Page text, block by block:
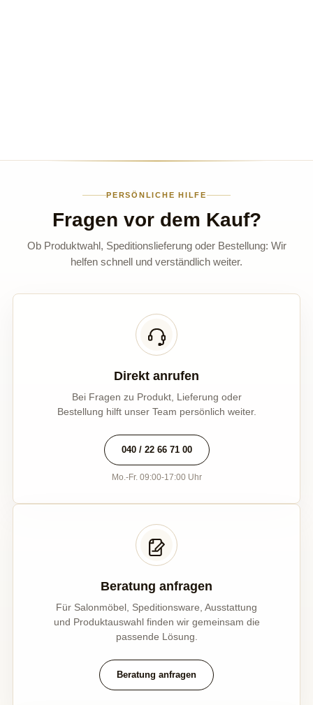
PERSÖNLICHE HILFE
Fragen vor dem Kauf?
Ob Produktwahl, Speditionslieferung oder Bestellung: Wir
helfen schnell und verständlich weiter.
Direkt anrufen
Bei Fragen zu Produkt, Lieferung oder
Bestellung hilft unser Team persönlich weiter.
040 / 22 66 71 00
Mo.-Fr. 09:00-17:00 Uhr
Beratung anfragen
Für Salonmöbel, Speditionsware, Ausstattung
und Produktauswahl finden wir gemeinsam die
passende Lösung.
Beratung anfragen